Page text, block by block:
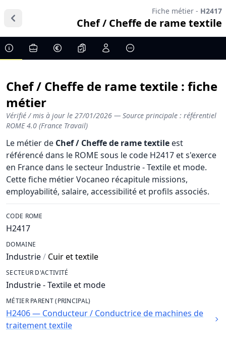
Fiche métier - H2417
Chef / Cheffe de rame textile
Chef / Cheffe de rame textile : fiche
métier
Vérifié / mis à jour le 27/01/2026 — Source principale : référentiel
ROME 4.0 (France Travail)
Le métier de Chef / Cheffe de rame textile est
référencé dans le ROME sous le code H2417 et s'exerce
en France dans le secteur Industrie - Textile et mode.
Cette fiche métier Vocaneo récapitule missions,
employabilité, salaire, accessibilité et profils associés.
CODE ROME
H2417
DOMAINE
Industrie/ Cuir et textile
SECTEUR D'ACTIVITÉ
Industrie - Textile et mode
MÉTIER PARENT (PRINCIPAL)
H2406 — Conducteur / Conductrice de machines de
traitement textile